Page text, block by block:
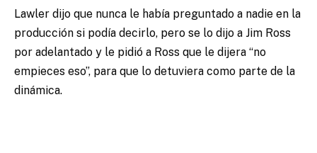
Lawler dijo que nunca le había preguntado a nadie en la
producción si podía decirlo, pero se lo dijo a Jim Ross
por adelantado y le pidió a Ross que le dijera “no
empieces eso”, para que lo detuviera como parte de la
dinámica.